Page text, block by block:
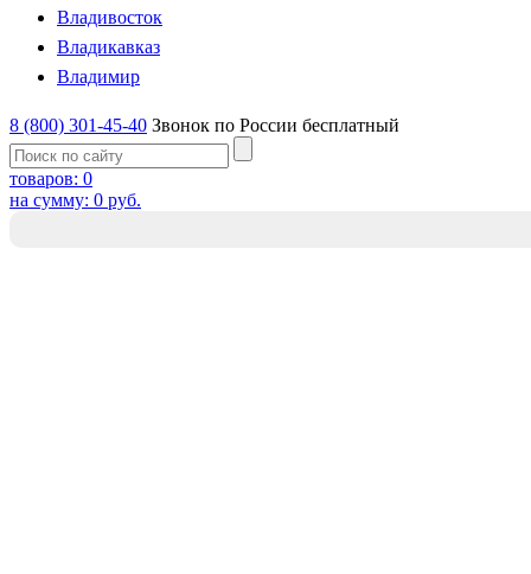
Владивосток
Владикавказ
Владимир
8 (800) 301-45-40 Звонок по России бесплатный
товаров: 0
на сумму: 0 руб.